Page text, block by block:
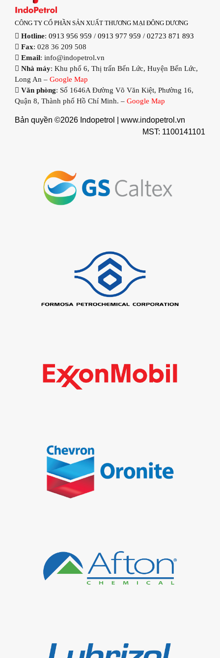
CÔNG TY CỔ PHẦN SẢN XUẤT THƯƠNG MẠI ĐÔNG DƯƠNG
Hotline: 0913 956 959 / 0913 977 959 / 02723 871 893
Fax: 028 36 209 508
Email: info@indopetrol.vn
Nhà máy: Khu phố 6, Thị trấn Bến Lức, Huyện Bến Lức,
Long An – Google Map
Văn phòng: Số 1646A Đường Võ Văn Kiệt, Phường 16,
Quận 8, Thành phố Hồ Chí Minh. – Google Map
Bản quyền ©2026 Indopetrol | www.indopetrol.vn
MST: 1100141101